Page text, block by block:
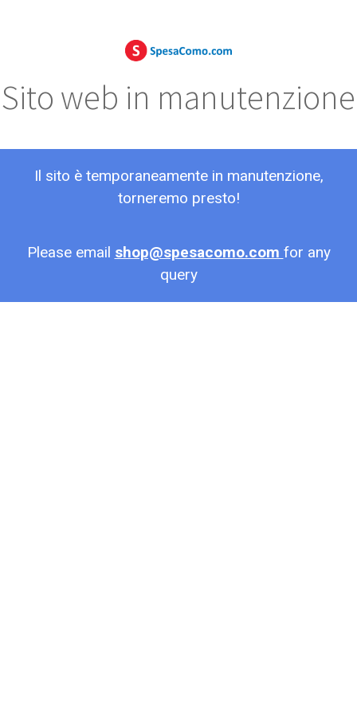
Sito web in manutenzione
Il sito è temporaneamente in manutenzione,
torneremo presto!
Please email shop@spesacomo.com for any
query